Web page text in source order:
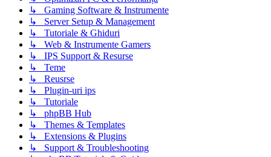
↳ Gaming Software & Instrumente
↳ Server Setup & Management
↳ Tutoriale & Ghiduri
↳ Web & Instrumente Gamers
↳ IPS Support & Resurse
↳ Teme
↳ Reusrse
↳ Plugin-uri ips
↳ Tutoriale
↳ phpBB Hub
↳ Themes & Templates
↳ Extensions & Plugins
↳ Support & Troubleshooting